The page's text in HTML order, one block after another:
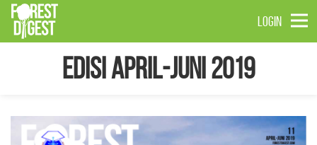
LOGIN
Edisi April-Juni 2019